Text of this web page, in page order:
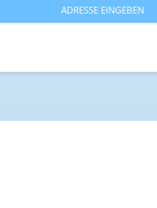
ADRESSE EINGEBEN